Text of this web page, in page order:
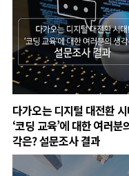
다가오는 디지털 대전환
‘코딩 교육’에 대한 여러분
각은? 설문조사 결과